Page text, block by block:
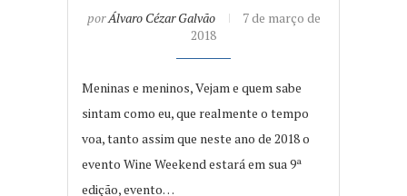
porÁlvaro Cézar Galvão
7 de março de
2018
Meninas e meninos, Vejam e quem sabe
sintam como eu, que realmente o tempo
voa, tanto assim que neste ano de 2018 o
evento Wine Weekend estará em sua 9ª
edição, evento…